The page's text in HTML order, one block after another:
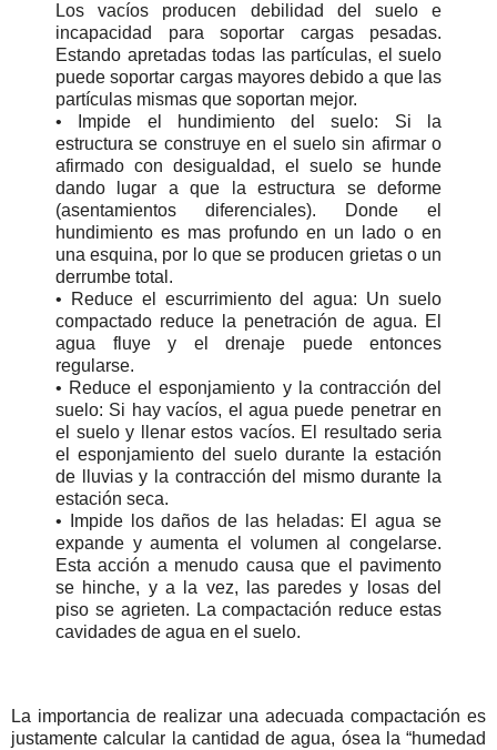
Los vacíos producen debilidad del suelo e
incapacidad para soportar cargas pesadas.
Estando apretadas todas las partículas, el suelo
puede soportar cargas mayores debido a que las
partículas mismas que soportan mejor.
• Impide el hundimiento del suelo: Si la
estructura se construye en el suelo sin afirmar o
afirmado con desigualdad, el suelo se hunde
dando lugar a que la estructura se deforme
(asentamientos diferenciales). Donde el
hundimiento es mas profundo en un lado o en
una esquina, por lo que se producen grietas o un
derrumbe total.
• Reduce el escurrimiento del agua: Un suelo
compactado reduce la penetración de agua. El
agua fluye y el drenaje puede entonces
regularse.
• Reduce el esponjamiento y la contracción del
suelo: Si hay vacíos, el agua puede penetrar en
el suelo y llenar estos vacíos. El resultado seria
el esponjamiento del suelo durante la estación
de lluvias y la contracción del mismo durante la
estación seca.
• Impide los daños de las heladas: El agua se
expande y aumenta el volumen al congelarse.
Esta acción a menudo causa que el pavimento
se hinche, y a la vez, las paredes y losas del
piso se agrieten. La compactación reduce estas
cavidades de agua en el suelo.
La importancia de realizar una adecuada compactación es
justamente calcular la cantidad de agua, ósea la “humedad